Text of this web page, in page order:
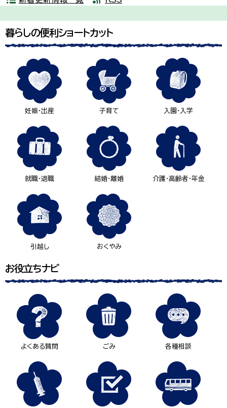
暮らしの便利ショートカット
妊娠・出産 子育て 入園・入学
就職・退職 結婚・離婚 介護・高齢者・年金
引越し おくやみ
お役立ちナビ
よくある質問 ごみ 各種相談